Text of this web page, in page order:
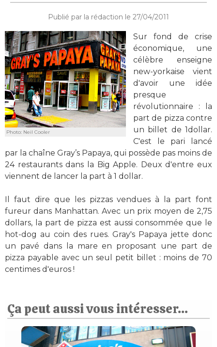
Publié par la rédaction le 27/04/2011
Photo: Neil Cooler
Sur fond de crise
économique, une
célèbre enseigne
new-yorkaise vient
d'avoir une idée
presque
révolutionnaire : la
part de pizza contre
un billet de 1dollar.
C'est le pari lancé
par la chaîne Gray’s Papaya, qui possède pas moins de
24 restaurants dans la Big Apple. Deux d'entre eux
viennent de lancer la part à 1 dollar.
Il faut dire que les pizzas vendues à la part font
fureur dans Manhattan. Avec un prix moyen de 2,75
dollars, la part de pizza est aussi consommée que le
hot-dog au coin des rues. Gray's Papaya jette donc
un pavé dans la mare en proposant une part de
pizza payable avec un seul petit billet : moins de 70
centimes d'euros !
Ça peut aussi vous intéresser...